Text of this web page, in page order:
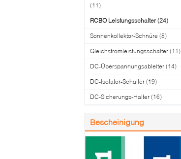
(11)
RCBO Leistungsschalter (24)
Sonnenkollektor-Schnüre (8)
Gleichstromleistungsschalter (11)
DC-Überspannungsableiter (14)
DC-Isolator-Schalter (19)
DC-Sicherungs-Halter (16)
Bescheinigung